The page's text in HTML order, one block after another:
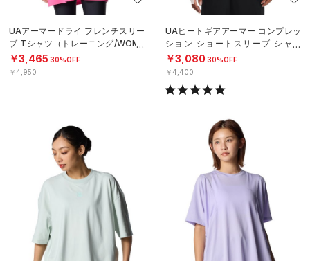
UAアーマードライ フレンチスリー
ブ Tシャツ（トレーニング/WOME
N）
￥3,465 30%OFF
￥4,950
UAヒートギアアーマー コンプレッ
ション ショートスリーブ シャツ
（トレーニング/MEN）
￥3,080 30%OFF
￥4,400